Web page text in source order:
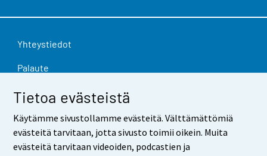
Tietoa evästeistä
Käytämme sivustollamme evästeitä. Välttämättömiä
evästeitä tarvitaan, jotta sivusto toimii oikein. Muita
evästeitä tarvitaan videoiden, podcastien ja
Yhteystiedot
Palaute
Käyttöehdot
Tietosuoja
Saavutettavuus